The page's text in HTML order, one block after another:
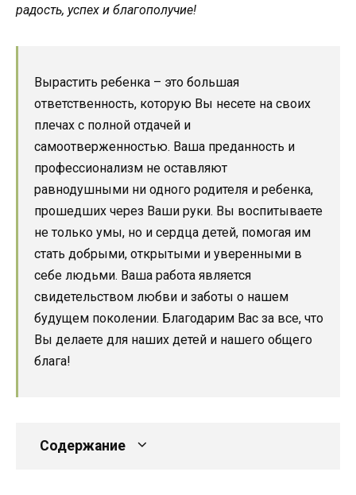
радость, успех и благополучие!
Вырастить ребенка – это большая
ответственность, которую Вы несете на своих
плечах с полной отдачей и
самоотверженностью. Ваша преданность и
профессионализм не оставляют
равнодушными ни одного родителя и ребенка,
прошедших через Ваши руки. Вы воспитываете
не только умы, но и сердца детей, помогая им
стать добрыми, открытыми и уверенными в
себе людьми. Ваша работа является
свидетельством любви и заботы о нашем
будущем поколении. Благодарим Вас за все, что
Вы делаете для наших детей и нашего общего
блага!
Содержание